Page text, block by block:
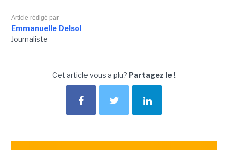
Article rédigé par
Emmanuelle Delsol
Journaliste
Cet article vous a plu? Partagez le !